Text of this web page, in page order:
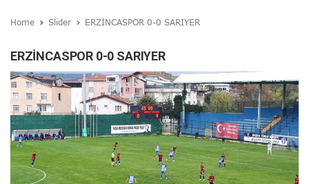
Home Slider ERZİNCASPOR 0-0 SARIYER
ERZİNCASPOR 0-0 SARIYER